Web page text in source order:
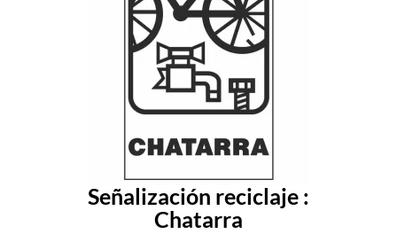
Señalización reciclaje :
Chatarra